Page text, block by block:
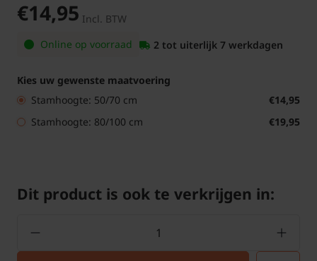
€14,95 Incl. BTW
Online op voorraad
2 tot uiterlijk 7 werkdagen
Kies uw gewenste maatvoering
Stamhoogte: 50/70 cm
€14,95
Stamhoogte: 80/100 cm
€19,95
Dit product is ook te verkrijgen in: